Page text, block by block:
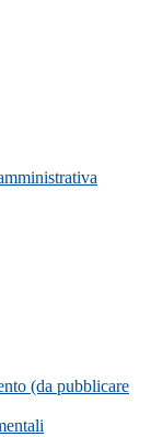
(da pubblicare